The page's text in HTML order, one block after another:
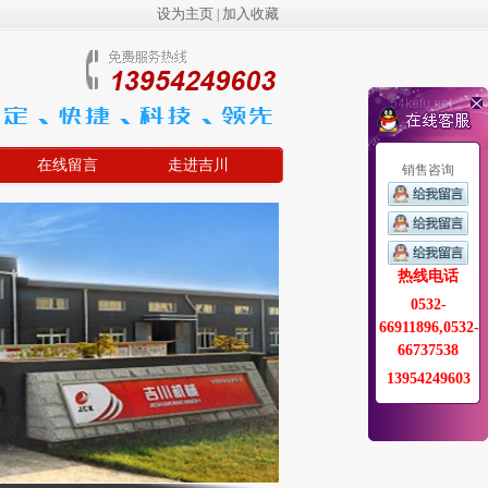
设为主页 加入收藏
在线留言 走进吉川 销售咨询
热线电话
0532-
66911896,0532-
66737538
13954249603